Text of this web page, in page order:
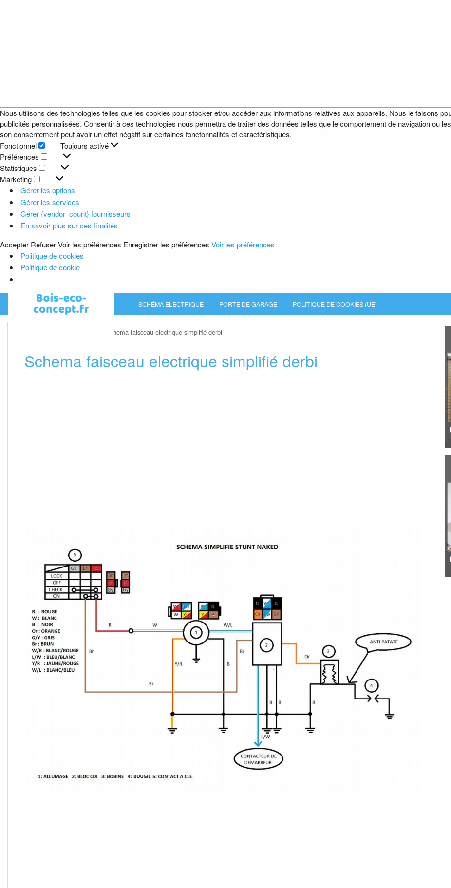
Nous utilisons des technologies telles que les cookies pour stocker et/ou accéder aux informations relatives aux appareils. Nous le faisons
publicités personnalisées. Consentir à ces technologies nous permettra de traiter des données telles que le comportement de navigation ou
son consentement peut avoir un effet négatif sur certaines fonctonnalités et caractéristiques.
Fonctionnel
Fonctionnel
Toujours activé
Préférences
Préférences
Statistiques
Statistiques
Marketing
Marketing
Gérer les options
Gérer les services
Gérer {vendor_count} fournisseurs
En savoir plus sur ces finalités
Accepter RefuserVoir les préférences Enregistrer les préférences Voir les préférences
Politique de cookies
Politique de cookie
SCHÉMA ELECTRIQUE PORTE DE GARAGE POLITIQUE DE COOKIES (UE)
Schema faisceau electrique simplifié derbi
Schema faisceau electrique simplifié derbi